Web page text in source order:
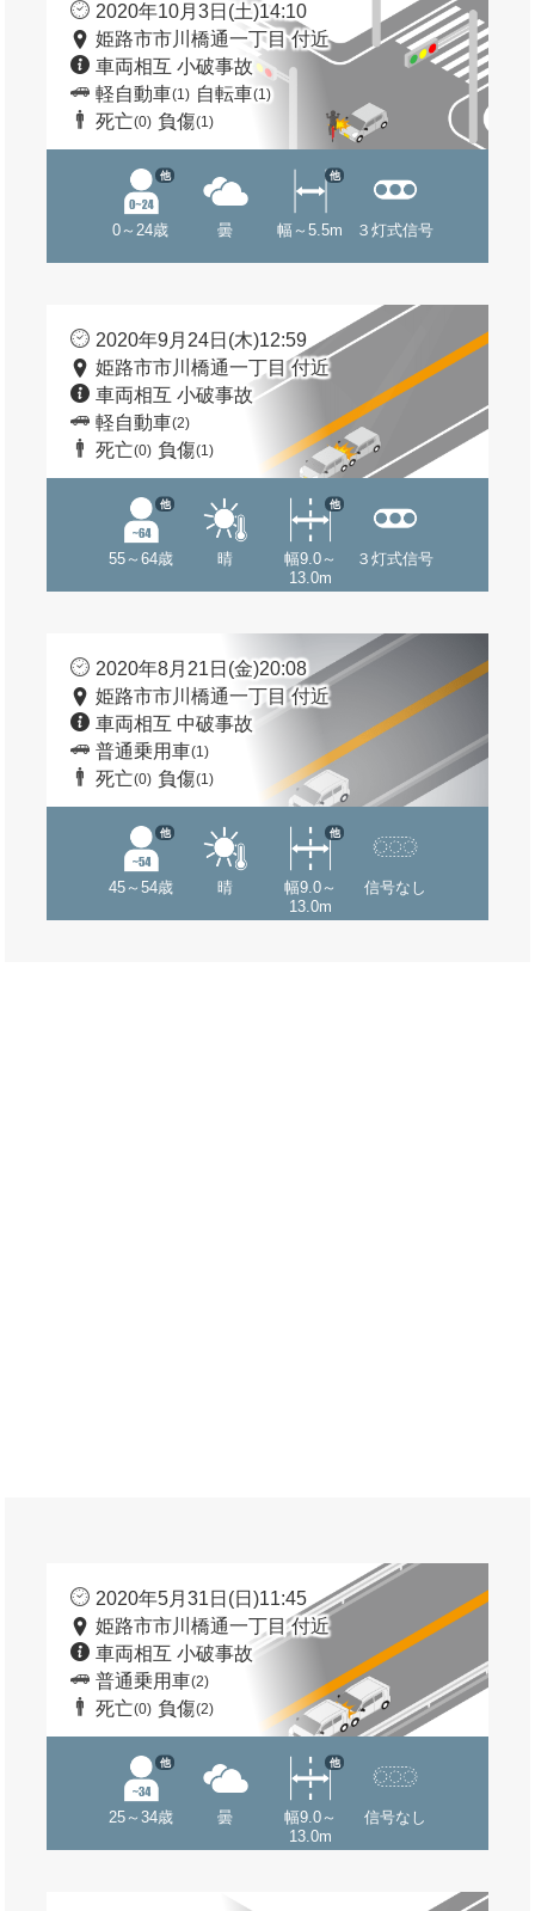
2020年10月3日(土)14:10
姫路市市川橋通一丁目 付近
車両相互 小破事故
軽自動車(1) 自転車(1)
死亡(0) 負傷(1)
0～24歳
他
曇 幅～5.5m
他
３灯式信号
2020年9月24日(木)12:59
姫路市市川橋通一丁目 付近
車両相互 小破事故
軽自動車(2)
死亡(0) 負傷(1)
55～64歳
他
晴
幅9.0～
13.0m
他
３灯式信号
2020年8月21日(金)20:08
姫路市市川橋通一丁目 付近
車両相互 中破事故
普通乗用車(1)
死亡(0) 負傷(1)
45～54歳
他
晴
幅9.0～
13.0m
他
信号なし
2020年5月31日(日)11:45
姫路市市川橋通一丁目 付近
車両相互 小破事故
普通乗用車(2)
死亡(0) 負傷(2)
25～34歳
他
曇
幅9.0～
13.0m
他
信号なし